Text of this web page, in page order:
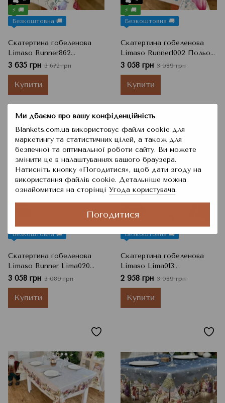
Ми дбаємо про вашу конфіденційність
Blankets.com.ua використовує файли cookie для
маркетингу та статистичних цілей, а також для
безпечної та оптимальної роботи сайту. Ви можете
змінити це в налаштуваннях вашого браузера.
Натисніть кнопку «Погодитися», щоб дати згоду на
використання файлів cookie. Детальніше можна
ознайомитися на сторінці Угода користувача.
Погодитися
⚡ 🚚
Безкоштовна 🚚
Скатертина гобеленова
Limaso Runner862
Ластівки, 160x250 см
3 635 грн 3 672 грн
Купити
⚡ 🚚
Безкоштовна 🚚
Скатертина гобеленова
Limaso Runner1002 Польові
квіти, 137x180 см
3 058 грн 3 089 грн
Купити
Безкоштовна 🚚
Скатертина гобеленова
Limaso Runner Lima020
Осіння композиція, 137x180
см
3 058 грн 3 089 грн
Купити
6
Безкоштовна 🚚
Скатертина гобеленова
Limaso Lima013
Соняшники, 137x180 см
2 958 грн 3 089 грн
Купити